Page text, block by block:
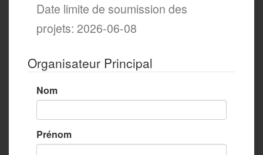
Date limite de soumission des
projets: 2026-06-08
Organisateur Principal
Nom
Prénom